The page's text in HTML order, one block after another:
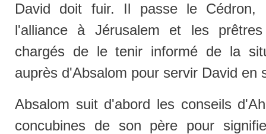
David doit fuir. Il passe le Cédron,
l'alliance à Jérusalem et les
chargés de le tenir informé de la
auprès d'Absalom pour servir David en
Absalom suit d'abord les conseils
concubines de son père pour